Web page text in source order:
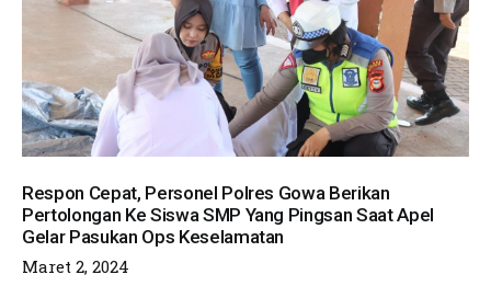
Respon Cepat, Personel Polres Gowa Berikan
Pertolongan Ke Siswa SMP Yang Pingsan Saat Apel
Gelar Pasukan Ops Keselamatan
Maret 2, 2024